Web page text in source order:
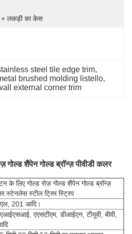
+ लकड़ी का केस
steel tile edge trim,
brushed molding listello,
external corner trim
गोल्ड शैंपेन गोल्ड ब्रॉन्ज़ पीवीडी कलर
के लिए गोल्ड रोज़ गोल्ड शैंपेन गोल्ड ब्रॉन्ज़
स्टेनलेस स्टील ट्रिम स्ट्रिप
201 आदि।
एएसटीएम, डीआईएन, टीयूवी, बीवी,